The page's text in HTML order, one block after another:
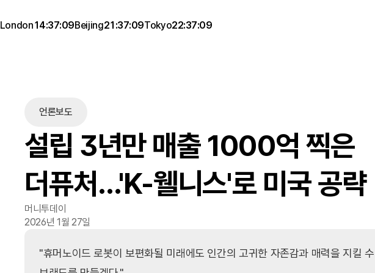
London14:37:09Beijing21:37:09Tokyo22:37:09
언론보도
설립 3년만 매출 1000억 찍은
더퓨처...'K-웰니스'로 미국 공략
머니투데이
2026년 1월 27일
"휴머노이드 로봇이 보편화될 미래에도 인간의 고귀한 자존감과 매력을 지킬